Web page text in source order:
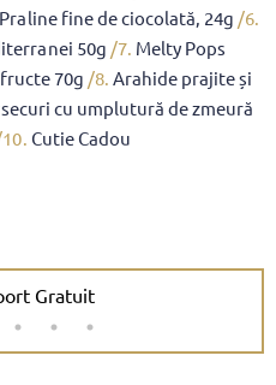
Praline fine de ciocolată, 24g /6.
50g /7. Melty Pops
70g /8.Arahide prajite și
cu umplutură de zmeură
Cutie Cadou
Gratuit